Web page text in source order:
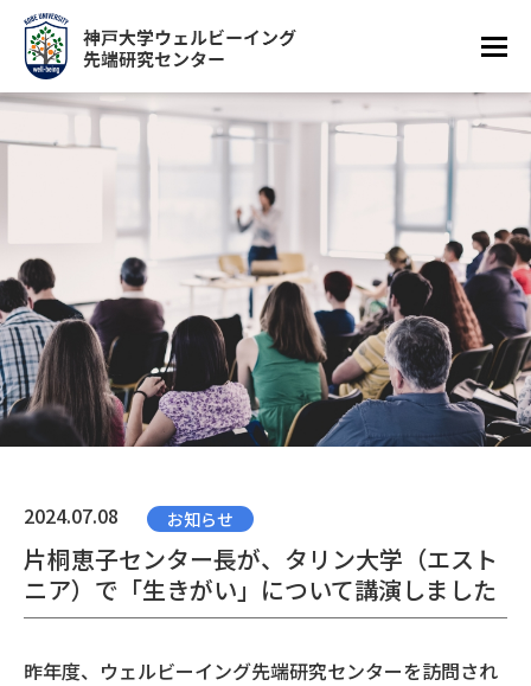
2024.07.08 お知らせ
片桐恵子センター長が、タリン大学（エスト
ニア）で「生きがい」について講演しました
昨年度、ウェルビーイング先端研究センターを訪問され